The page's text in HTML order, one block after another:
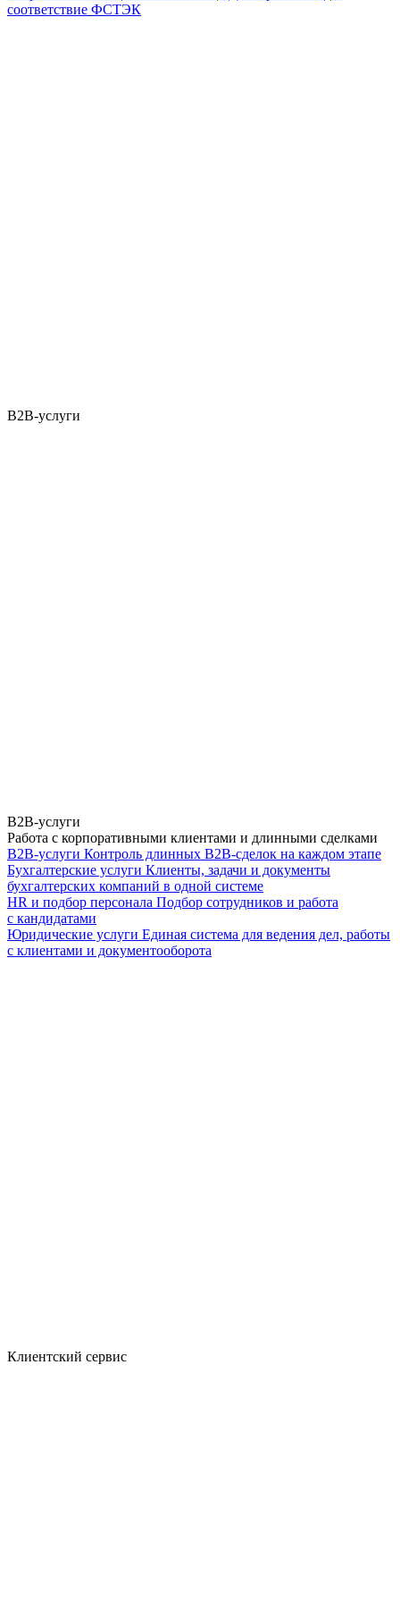
соответствие ФСТЭК
B2B-услуги
B2B-услуги
Работа с корпоративными клиентами и длинными сделками
B2B-услуги Контроль длинных B2B-сделок на каждом этапе
Бухгалтерские услуги Клиенты, задачи и документы
бухгалтерских компаний в одной системе
HR и подбор персонала Подбор сотрудников и работа
с кандидатами
Юридические услуги Единая система для ведения дел, работы
с клиентами и документооборота
Клиентский сервис